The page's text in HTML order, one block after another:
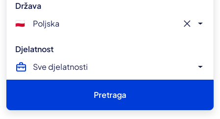
Država
🇵🇱 Poljska close
Djelatnost
Sve djelatnosti
Pretraga